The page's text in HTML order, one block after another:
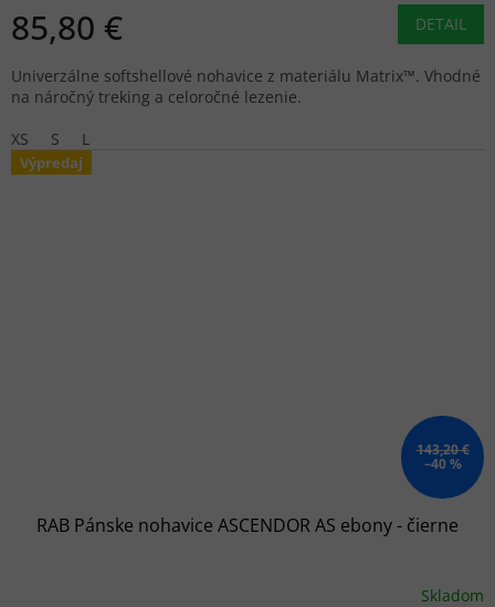
85,80 € DETAIL
Univerzálne softshellové nohavice z materiálu Matrix™. Vhodné
na náročný treking a celoročné lezenie.
XS
S L
Výpredaj
143,20 €
–40 %
RAB Pánske nohavice ASCENDOR AS ebony - čierne
Skladom